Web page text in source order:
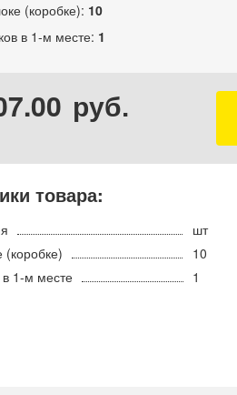
(коробке): 10
в 1-м месте: 1
руб.
товара:
шт
(коробке)
10
в 1-м месте
1